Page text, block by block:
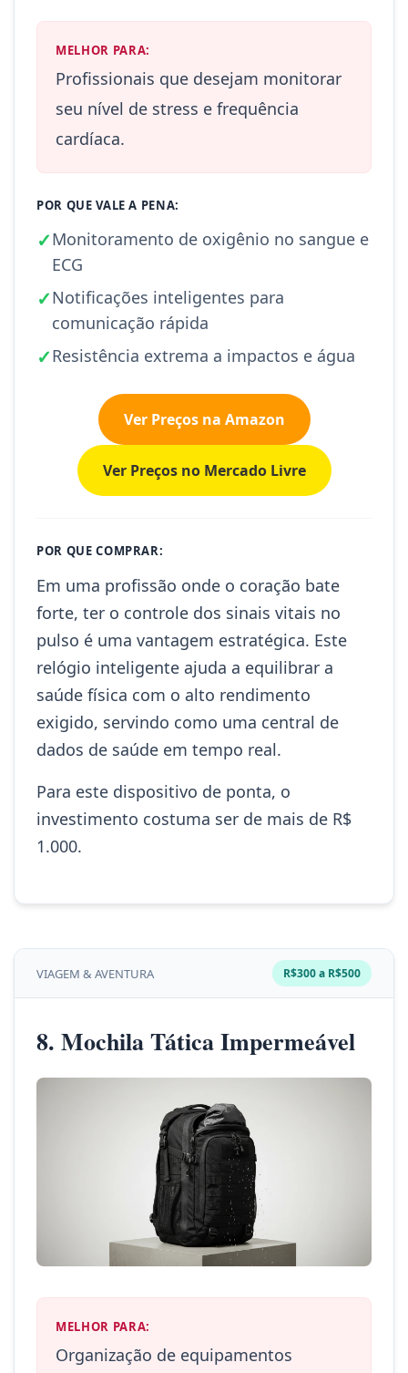
MELHOR PARA:
Profissionais que desejam monitorar
seu nível de stress e frequência
cardíaca.
POR QUE VALE A PENA:
✓Monitoramento de oxigênio no sangue e
ECG
✓Notificações inteligentes para
comunicação rápida
✓Resistência extrema a impactos e água
Ver Preços na Amazon
Ver Preços no Mercado Livre
POR QUE COMPRAR:
Em uma profissão onde o coração bate
forte, ter o controle dos sinais vitais no
pulso é uma vantagem estratégica. Este
relógio inteligente ajuda a equilibrar a
saúde física com o alto rendimento
exigido, servindo como uma central de
dados de saúde em tempo real.
Para este dispositivo de ponta, o
investimento costuma ser de mais de R$
1.000.
VIAGEM & AVENTURA R$300 a R$500
8. Mochila Tática Impermeável
MELHOR PARA:
Organização de equipamentos